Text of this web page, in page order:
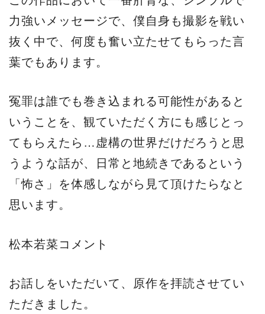
力強いメッセージで、僕自身も撮影を戦い
抜く中で、何度も奮い立たせてもらった言
葉でもあります。
冤罪は誰でも巻き込まれる可能性があると
いうことを、観ていただく方にも感じとっ
てもらえたら…虚構の世界だけだろうと思
うような話が、日常と地続きであるという
「怖さ」を体感しながら見て頂けたらなと
思います。
松本若菜コメント
お話しをいただいて、原作を拝読させてい
ただきました。